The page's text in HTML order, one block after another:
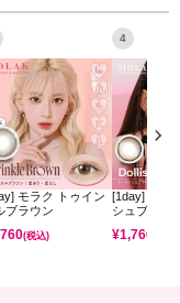
モラク トゥイン
ブラウン
(税込)
4
[1day] モラ
シュブラウ
¥1,760